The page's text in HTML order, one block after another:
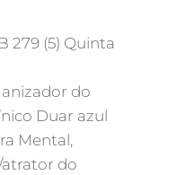
279 (5) Quinta
do
Duar azul
Mental,
do